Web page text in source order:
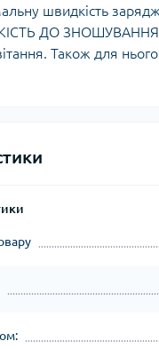
швидкість
ДО ЗНОШУВАННЯ
Також для нього